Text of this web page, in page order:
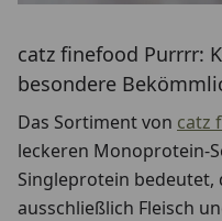
catz finefood Purrrr:
besondere
Das Sortiment von catz
leckeren Monoprotein-
Singleprotein bedeutet,
ausschließlich Fleisch